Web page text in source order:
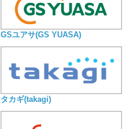
GSユアサ(GS YUASA)
タカギ(takagi)